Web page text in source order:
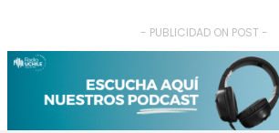
- PUBLICIDAD ON POST -